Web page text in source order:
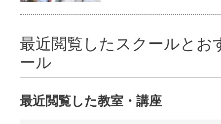
最近閲覧したスクールとお
ール
最近閲覧した教室・講座